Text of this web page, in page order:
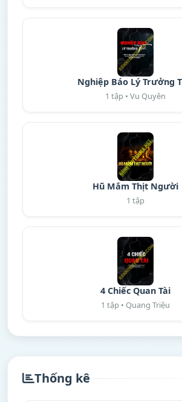
Nghiệp Báo Lý Trưởng
1 tập • Vu Quyên
Hũ Mắm Thịt Người
1 tập
4 Chiếc Quan Tài
1 tập • Quang Triệu
Thống kê